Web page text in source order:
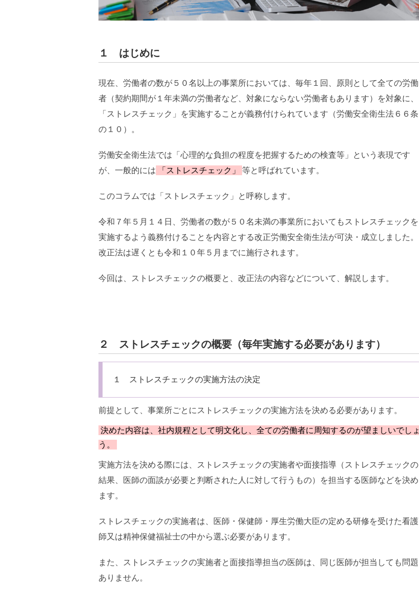
１ はじめに
現在、労働者の数が５０名以上の事業所においては、毎年１回、原則として全ての労働
者（契約期間が１年未満の労働者など、対象にならない労働者もあります）を対象に、
「ストレスチェック」を実施することが義務付けられています（労働安全衛生法６６条
の１０）。
労働安全衛生法では「心理的な負担の程度を把握するための検査等」という表現です
が、一般的には 「ストレスチェック」 等と呼ばれています。
このコラムでは「ストレスチェック」と呼称します。
令和７年５月１４日、労働者の数が５０名未満の事業所においてもストレスチェックを
実施するよう義務付けることを内容とする改正労働安全衛生法が可決・成立しました。
改正法は遅くとも令和１０年５月までに施行されます。
今回は、ストレスチェックの概要と、改正法の内容などについて、解説します。
２ ストレスチェックの概要（毎年実施する必要があります）
１ ストレスチェックの実施方法の決定
前提として、事業所ごとにストレスチェックの実施方法を決める必要があります。
決めた内容は、社内規程として明文化し、全ての労働者に周知するのが望ましいでしょ
う。
実施方法を決める際には、ストレスチェックの実施者や面接指導（ストレスチェックの
結果、医師の面談が必要と判断された人に対して行うもの）を担当する医師などを決め
ます。
ストレスチェックの実施者は、医師・保健師・厚生労働大臣の定める研修を受けた看護
師又は精神保健福祉士の中から選ぶ必要があります。
また、ストレスチェックの実施者と面接指導担当の医師は、同じ医師が担当しても問題
ありません。